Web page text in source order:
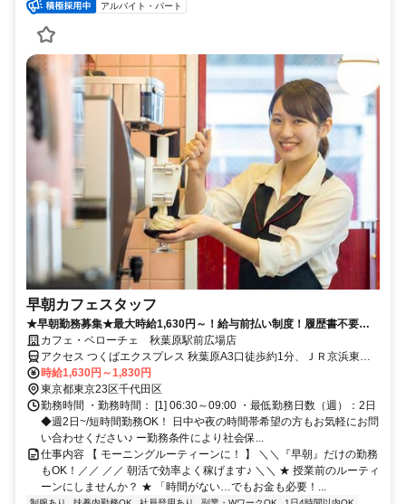
アルバイト・パート
早朝カフェスタッフ
★早朝勤務募集★最大時給1,630円～！給与前払い制度！履歴書不要！
社割あり！カフェ勤務未経験歓迎！
カフェ・ベローチェ 秋葉原駅前広場店
アクセス つくばエクスプレス 秋葉原A3口徒歩約1分、ＪＲ京浜東北
線 秋葉原A3口徒歩約1分、東京メトロ日比谷線 秋葉原A3口徒歩約1分
秋葉原駅 中央改札口徒歩1分、昭和通口徒歩1分
時給1,630円～1,830円
東京都東京23区千代田区
勤務時間 ・勤務時間： [1] 06:30～09:00 ・最低勤務日数（週）：2日
◆週2日~/短時間勤務OK！ 日中や夜の時間帯希望の方もお気軽にお問
い合わせください♪ ー勤務条件により社会保...
仕事内容 【 モーニングルーティーンに！ 】 ＼＼『早朝』だけの勤務
もOK！／／ ／／ 朝活で効率よく稼げます♪ ＼＼ ★ 授業前のルーティ
ーンにしませんか？ ★ 「時間がない…でもお金も必要！...